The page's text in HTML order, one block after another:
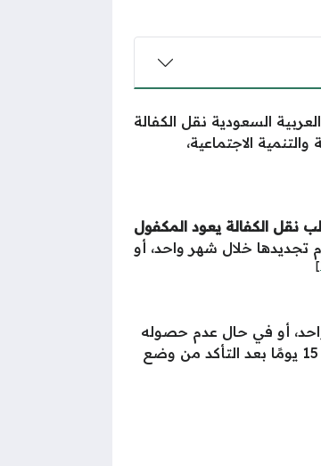
السعودية نقل الكفالة
الاجتماعية،
نقل الكفالة يعود المكفول
تجديدها خلال شهر واحد، أو
أو في حال عدم حصوله
على راتب لمدة 3 أشهر أو أكثر، كما تسقط الكفالة في حال كانت المنشأة ضمن النطاق الأحمر، وتتم عملية النقل خلال 15 يومًا بعد التأكد من وضع